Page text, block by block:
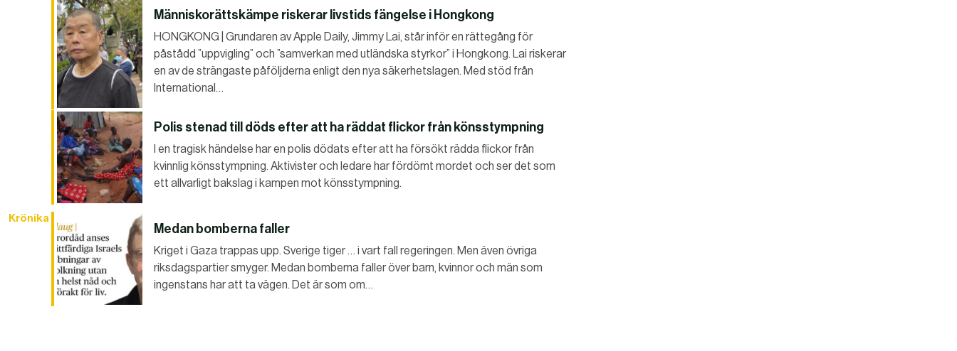
Människorättskämpe riskerar livstids fängelse i Hongkong
HONGKONG | Grundaren av Apple Daily, Jimmy Lai, står inför en rättegång för
påstådd ”uppvigling” och ”samverkan med utländska styrkor” i Hongkong. Lai riskerar
en av de strängaste påföljderna enligt den nya säkerhetslagen. Med stöd från
International…
Polis stenad till döds efter att ha räddat flickor från könsstympning
I en tragisk händelse har en polis dödats efter att ha försökt rädda flickor från
kvinnlig könsstympning. Aktivister och ledare har fördömt mordet och ser det som
ett allvarligt bakslag i kampen mot könsstympning.
Krönika
Medan bomberna faller
Kriget i Gaza trappas upp. Sverige tiger … i vart fall regeringen. Men även övriga
riksdagspartier smyger. Medan bomberna faller över barn, kvinnor och män som
ingenstans har att ta vägen. Det är som om…
DET GLOBALA PRESSTÖDET PRENUMERERA